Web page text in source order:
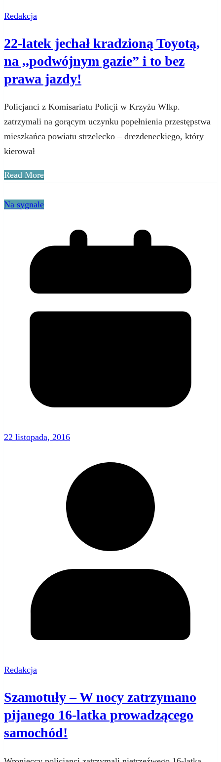
Redakcja
22-latek jechał kradzioną Toyotą,
na ,,podwójnym gazie” i to bez
prawa jazdy!
Policjanci z Komisariatu Policji w Krzyżu Wlkp.
zatrzymali na gorącym uczynku popełnienia przestępstwa
mieszkańca powiatu strzelecko – drezdeneckiego, który
kierował
Read More
Na sygnale
22 listopada, 2016
Redakcja
Szamotuły – W nocy zatrzymano
pijanego 16-latka prowadzącego
samochód!